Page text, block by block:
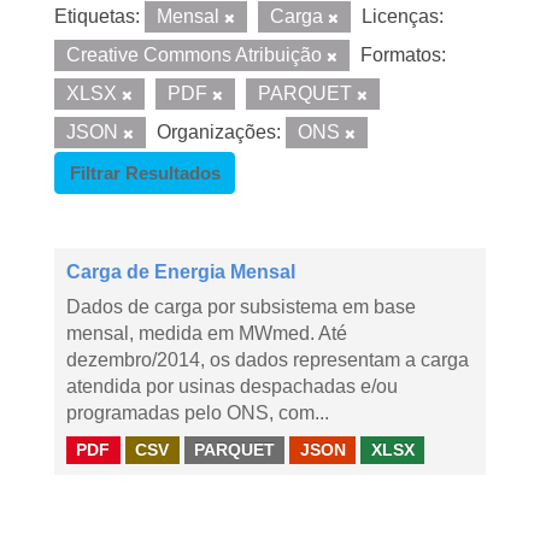
Etiquetas: Mensal Carga
Licenças:
Creative Commons Atribuição
Formatos:
XLSX
PDF
PARQUET
JSON
Organizações:
ONS
Filtrar Resultados
Carga de Energia Mensal
Dados de carga por subsistema em base
mensal, medida em MWmed. Até
dezembro/2014, os dados representam a carga
atendida por usinas despachadas e/ou
programadas pelo ONS, com...
PDF CSV PARQUET JSON XLSX